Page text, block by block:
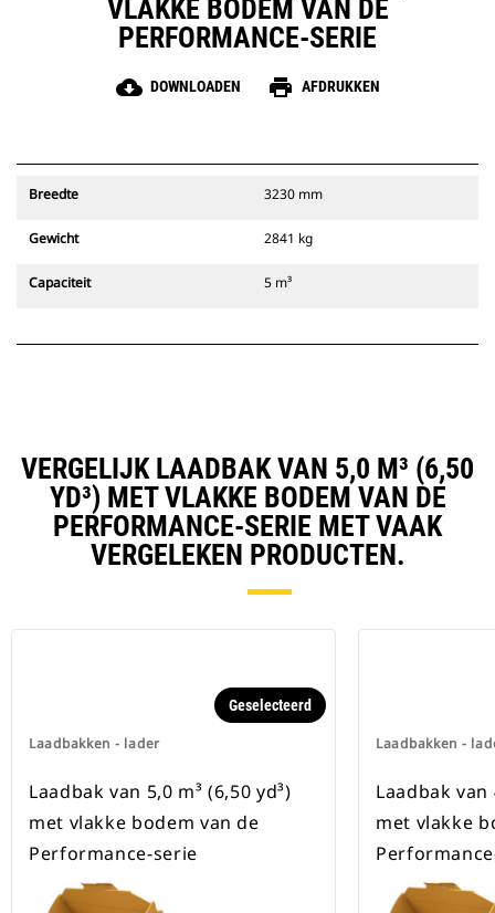
VLAKKE BODEM VAN DE
PERFORMANCE-SERIE
cloud_download DOWNLOADEN print AFDRUKKEN
Breedte 3230 mm
Gewicht 2841 kg
Capaciteit 5 m³
VERGELIJK LAADBAK VAN 5,0 M³ (6,50
YD³) MET VLAKKE BODEM VAN DE
PERFORMANCE-SERIE MET VAAK
VERGELEKEN PRODUCTEN.
Laadbakken - lader
Geselecteerd
Laadbak van 5,0 m³ (6,50 yd³)
met vlakke bodem van de
Performance-serie
Laadbakken -
Laadbak van
met vlakke